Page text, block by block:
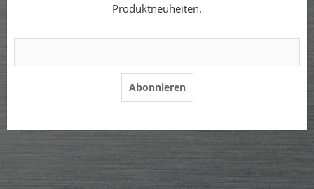
Produktneuheiten.
Abonnieren